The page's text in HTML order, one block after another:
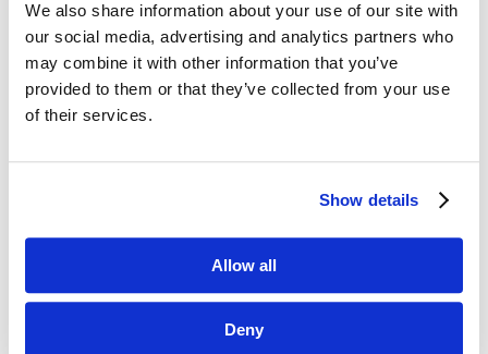
We also share information about your use of our site with
our social media, advertising and analytics partners who
may combine it with other information that you’ve
provided to them or that they’ve collected from your use
of their services.
Show details
Allow all
Deny

questus
ul. Organizacji WiN 83/7
91-811 Łódź
 601 098 038